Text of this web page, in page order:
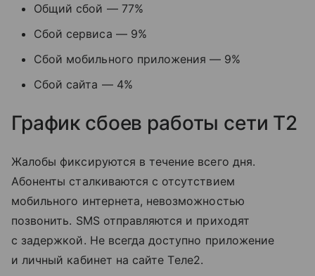
Общий сбой — 77%
Сбой сервиса — 9%
Сбой мобильного приложения — 9%
Сбой сайта — 4%
График сбоев работы сети T2
Жалобы фиксируются в течение всего дня.
Абоненты сталкиваются с отсутствием
мобильного интернета, невозможностью
позвонить. SMS отправляются и приходят
с задержкой. Не всегда доступно приложение
и личный кабинет на сайте Tеле2.